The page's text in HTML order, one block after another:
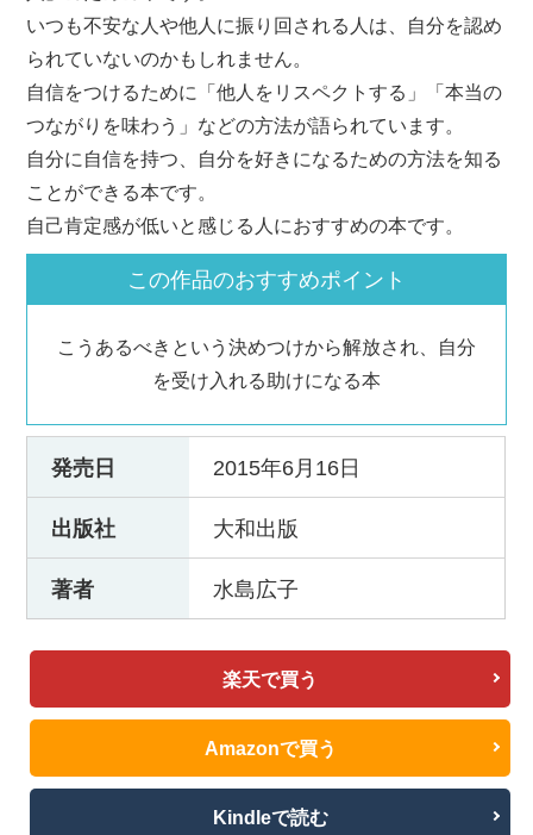
いつも不安な人や他人に振り回される人は、自分を認め
られていないのかもしれません。
自信をつけるために「他人をリスペクトする」「本当の
つながりを味わう」などの方法が語られています。
自分に自信を持つ、自分を好きになるための方法を知る
ことができる本です。
自己肯定感が低いと感じる人におすすめの本です。
この作品のおすすめポイント
こうあるべきという決めつけから解放され、自分
を受け入れる助けになる本
発売日 2015年6月16日
出版社 大和出版
著者 水島広子
楽天で買う
Amazonで買う
Kindleで読む